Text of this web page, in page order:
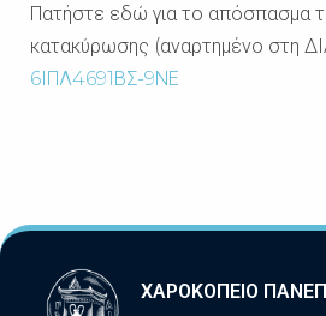
Πατήστε εδώ για το απόσπασμα
κατακύρωσης (αναρτημένο στη
6ΙΠΛ4691ΒΣ-9ΝΕ
ΧΑΡΟΚΟΠΕΙΟ